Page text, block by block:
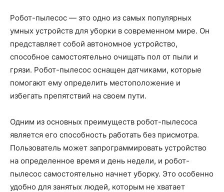
Робот-пылесос — это одно из самых популярных
умных устройств для уборки в современном мире. Он
представляет собой автономное устройство,
способное самостоятельно очищать пол от пыли и
грязи. Робот-пылесос оснащен датчиками, которые
помогают ему определить местоположение и
избегать препятствий на своем пути.
Одним из основных преимуществ робот-пылесоса
является его способность работать без присмотра.
Пользователь может запрограммировать устройство
на определенное время и день недели, и робот-
пылесос самостоятельно начнет уборку. Это особенно
удобно для занятых людей, которым не хватает